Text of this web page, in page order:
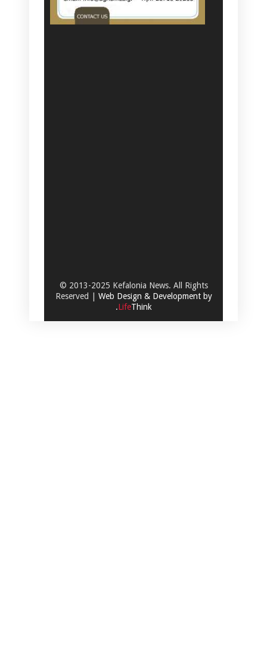
© 2013-2025 Kefalonia News. All Rights
Reserved | Web Design & Development by
.LifeThink